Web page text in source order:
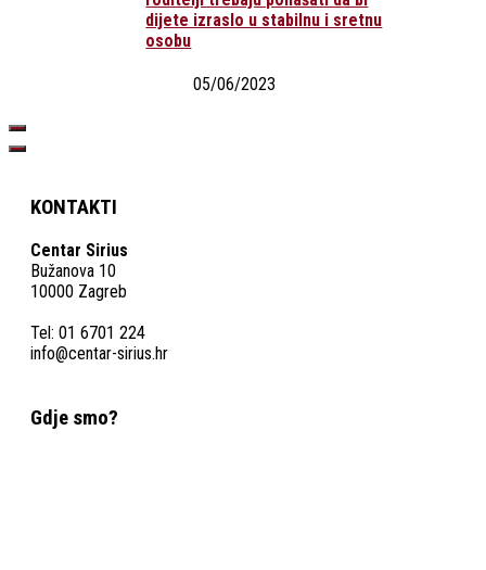
dijete izraslo u stabilnu i sretnu
osobu
05/06/2023
KONTAKTI
Centar Sirius
Bužanova 10
10000 Zagreb
Tel: 01 6701 224
info@centar-sirius.hr
Gdje smo?